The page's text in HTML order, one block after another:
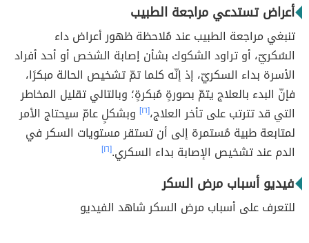
أعراض تستدعي مراجعة الطبيب
تنبغي مراجعة الطبيب عند مُلاحظة ظهور أعراض داء
السُكريّ، أو تراود الشكوك بشأن إصابة الشخص أو أحد أفراد
الأسرة بداء السكريّ، إذ إنّه كلما تمّ تشخيص الحالة مبكرًا،
فإنّ البدء بالعلاج يتمّ بصورةٍ مُبكرةٍ؛ وبالتالي تقليل المخاطر
التي قد تترتب على تأخر العلاج،[١٦]
وبشكلٍ عامّ سيحتاج الأمر
لمتابعة طبية مُستمرة إلى أن تستقر مستويات السكر في
الدم عند تشخيص الإصابة بداء السكري.[١٦]
فيديو أسباب مرض السكر
للتعرف على أسباب مرض السكر شاهد الفيديو